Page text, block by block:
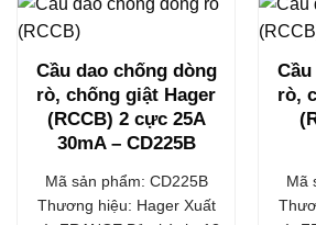
Cầu dao chống dòng
rò, chống giật Hager
(RCCB) 2 cực 25A
30mA – CD225B
Mã sản phẩm: CD225B
Thương hiệu: Hager Xuất
rò,
Mã